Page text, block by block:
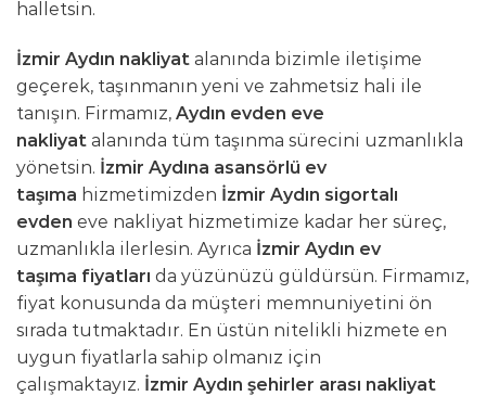
halletsin.
İzmir Aydın nakliyat alanında bizimle iletişime
geçerek, taşınmanın yeni ve zahmetsiz hali ile
tanışın. Firmamız, Aydın evden eve
nakliyat alanında tüm taşınma sürecini uzmanlıkla
yönetsin. İzmir Aydına asansörlü ev
taşıma hizmetimizden İzmir Aydın sigortalı
evden eve nakliyat hizmetimize kadar her süreç,
uzmanlıkla ilerlesin. Ayrıca İzmir Aydın ev
taşıma fiyatları da yüzünüzü güldürsün. Firmamız,
fiyat konusunda da müşteri memnuniyetini ön
sırada tutmaktadır. En üstün nitelikli hizmete en
uygun fiyatlarla sahip olmanız için
çalışmaktayız. İzmir Aydın şehirler arası nakliyat